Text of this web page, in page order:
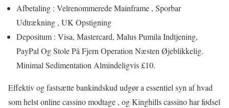
Afbetaling : Velrenommerede Mainframe , Sporbar
Udtrækning , UK Opstigning
Depositum : Visa, Mastercard, Malus Pumila Indtjening,
PayPal Og Stole På Fjern Operation Næsten Øjeblikkelig.
Minimal Sedimentation Almindeligvis £10.
Effektiv og fastsætte bankindskud udgør a essentiel syn af hvad
som helst online cassino modtage , og Kinghills cassino har fødsel